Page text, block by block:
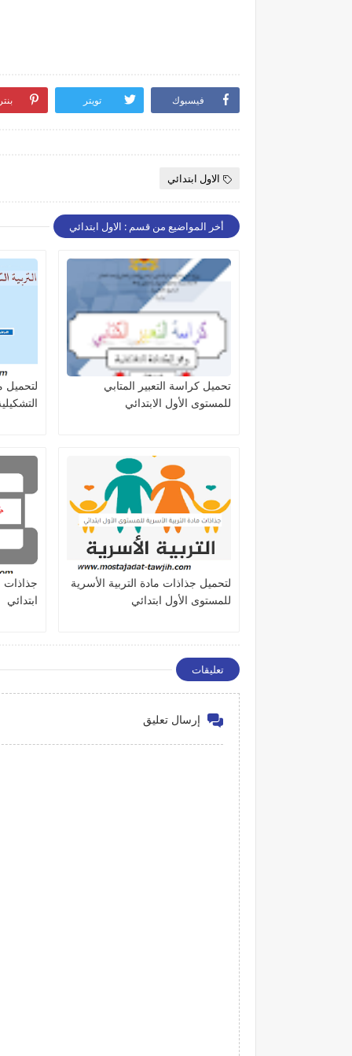
فيسبوك تويتر
الاول ابتدائي
أخر المواضيع من قسم : الاول ابتدائي
تحميل كراسة التعبير المتابي
للمستوى الأول الابتدائي
لتحميل
لتحميل جذاذات مادة التربية الأسرية
للمستوى الأول ابتدائي
جذاذات
ابتدائي
تعليقات
إرسال تعليق